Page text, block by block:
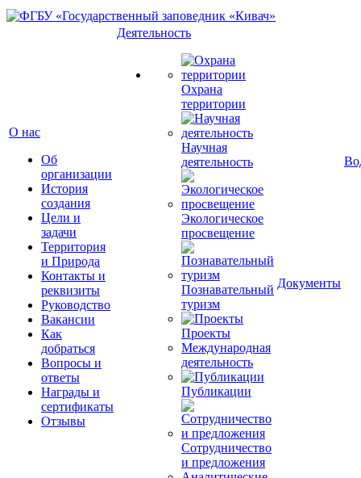
О нас
Об
организации
История
создания
Цели и
задачи
Территория
и Природа
Контакты и
реквизиты
Руководство
Вакансии
Как
добраться
Вопросы и
ответы
Награды и
сертификаты
Отзывы
Деятельность
Охрана
территории
Научная
деятельность
Экологическое
просвещение
Познавательный
туризм
Проекты
Международная
деятельность
Публикации
Сотрудничество
и предложения
Документы